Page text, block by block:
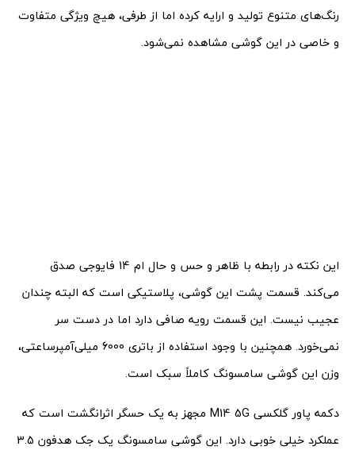
رنگ‌های متنوع تولید و ارایه کرده اما از طرفی، هیچ ویژگی متفاوت
و خاصی در این گوشی مشاهده نمی‌شود.
این نکته در رابطه با ظاهر و حس و حال ام 14 فایوجی صدق
می‌کند. قسمت پشت این گوشی، پلاستیکی است که البته چندان
عجیب نیست. این قسمت رویه صافی دارد اما در دست سر
نمی‌خورد. همچنین با وجود استفاده از باتری 6000 میلی‌آمپرساعتی،
وزن این گوشی سامسونگ کاملاً سبک است.
دکمه پاور گلکسی M14 5G مجهز به یک حسگر اثرانگشت است که
عملکرد خیلی خوبی دارد. این گوشی سامسونگ یک جک هدفون 3.5